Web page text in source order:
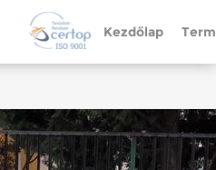
Kezdőlap